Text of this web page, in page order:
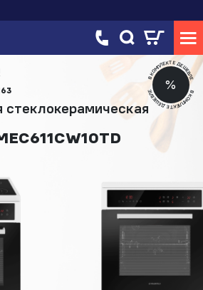
%
В КОМПЛЕКТЕ ДЕШЕВЛЕ
В КОМПЛЕКТЕ ДЕШЕВЛЕ
стеклокерамическая